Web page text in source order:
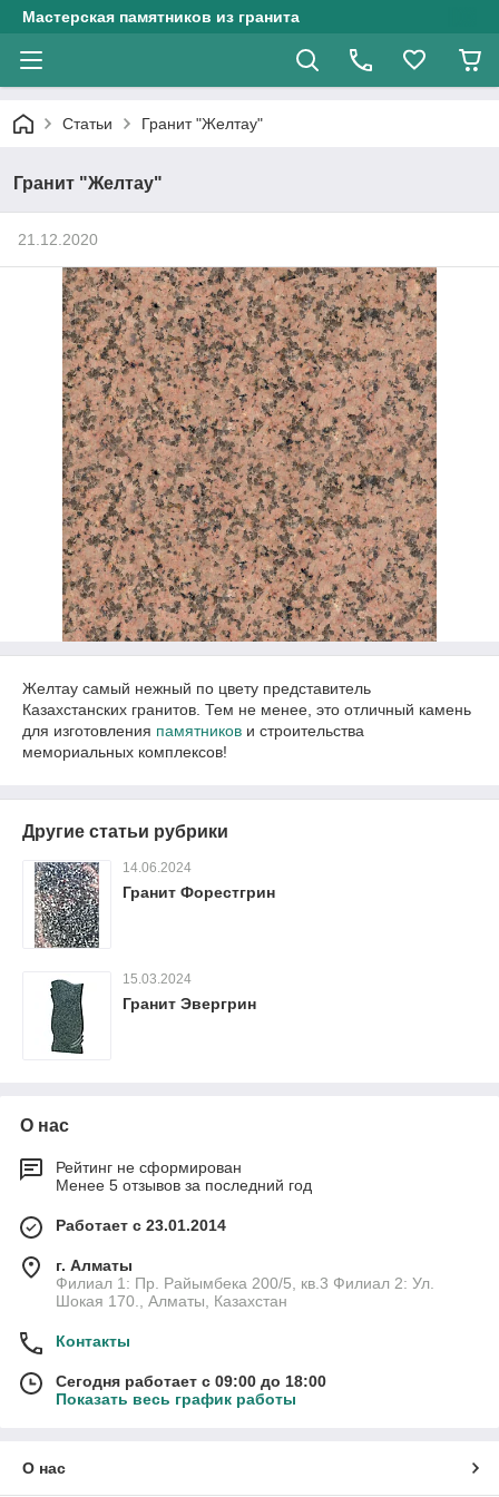
Мастерская памятников из гранита
Статьи Гранит "Желтау"
Гранит "Желтау"
21.12.2020
Желтау самый нежный по цвету представитель
Казахстанских гранитов. Тем не менее, это отличный камень
для изготовления памятников и строительства
мемориальных комплексов!
Другие статьи рубрики
14.06.2024
Гранит Форестгрин
15.03.2024
Гранит Эвергрин
О нас
Рейтинг не сформирован
Менее 5 отзывов за последний год
Работает с 23.01.2014
г. Алматы
Филиал 1: Пр. Райымбека 200/5, кв.3 Филиал 2: Ул.
Шокая 170., Алматы, Казахстан
Контакты
Сегодня работает с 09:00 до 18:00
Показать весь график работы
О нас